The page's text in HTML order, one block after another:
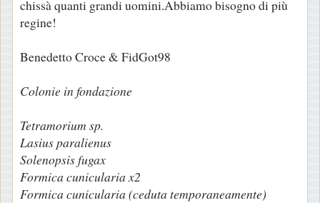
g
i
chissà quanti grandi uomini.Abbiamo bisogno di più
regine!
Benedetto Croce & FidGot98
Colonie in fondazione
Tetramorium sp.
Lasius paralienus
Solenopsis fugax
Formica cunicularia x2
Formica cunicularia (ceduta temporaneamente)